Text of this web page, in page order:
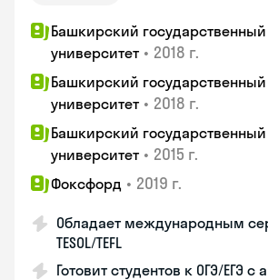
Башкирский государственный
университет • 2018 г.
Башкирский государственный
университет • 2018 г.
Башкирский государственный
университет • 2015 г.
Фоксфорд • 2019 г.
Обладает международным
TESOL/TEFL
Готовит студентов к ОГЭ/ЕГЭ с